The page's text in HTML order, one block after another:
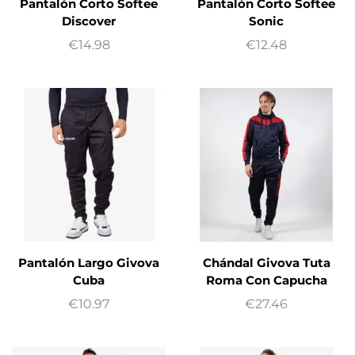
Pantalón Corto Softee
Discover
€14.98
Pantalón Corto Softee
Sonic
€12.48
Pantalón Largo Givova
Cuba
€10.97
Chándal Givova Tuta
Roma Con Capucha
€27.46